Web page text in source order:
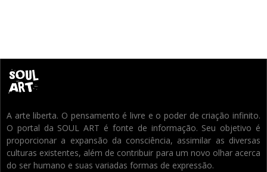
A arte liberta. O pensamento é livre e o poder de criação infinito.
O portal da SOUL ART é fonte de informação. Seu objetivo é
proporcionar a expansão da consciência, assimilar as diversas
culturas existentes, além de contribuir para um novo olhar acerca
do ser humano e suas variadas formas de expressão.